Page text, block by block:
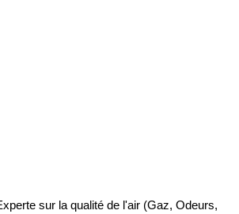
sur la qualité de l'air (Gaz, Odeurs,